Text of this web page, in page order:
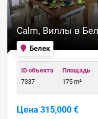
Белек
Calm, Виллы в
ID объекта
7337
Площадь
175 m²
Цена 315,000 €